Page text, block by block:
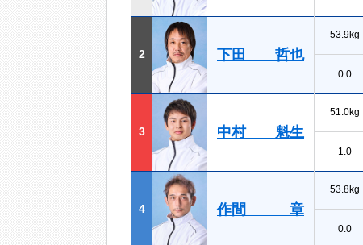
2 下田 哲也
53.9kg
0.0
3 中村 魁生
51.0kg
1.0
4 作間 章
53.8kg
0.0